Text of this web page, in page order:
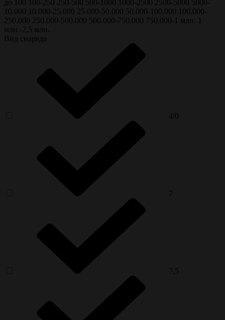
до 100 100-250 250-500 500-1000 1000-2500 2500-5000
5000-
10.000 10.000-25.000 25.000-50.000 50.000-100.000 100.000-
250.000 250.000-500.000 500.000-750.000 750.000-1 млн.
1
млн.-2,5 млн.
Вид снаряда
4/0
7
7,5